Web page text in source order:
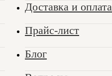
Доставка и оплата
Прайс-лист
Блог